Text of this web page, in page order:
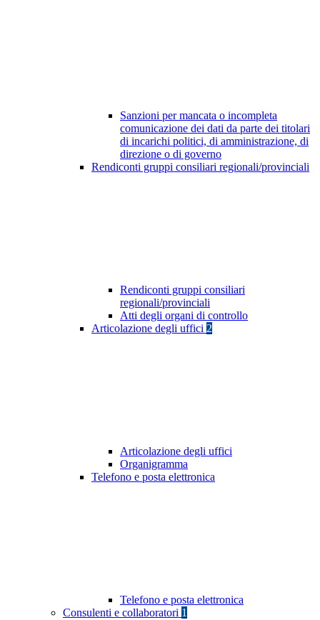
Sanzioni per mancata o incompleta
comunicazione dei dati da parte dei titolari
di incarichi politici, di amministrazione, di
direzione o di governo
Rendiconti gruppi consiliari regionali/provinciali
Rendiconti gruppi consiliari
regionali/provinciali
Atti degli organi di controllo
Articolazione degli uffici 2
Articolazione degli uffici
Organigramma
Telefono e posta elettronica
Telefono e posta elettronica
Consulenti e collaboratori 1